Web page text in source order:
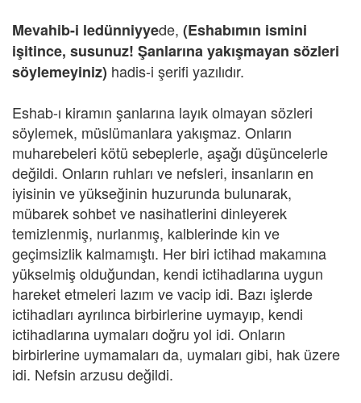
Mevahib-i ledünniyyede, (Eshabımın ismini
işitince, susunuz! Şanlarına yakışmayan sözleri
söylemeyiniz) hadis-i şerifi yazılıdır.
Eshab-ı kiramın şanlarına layık olmayan sözleri
söylemek, müslümanlara yakışmaz. Onların
muharebeleri kötü sebeplerle, aşağı düşüncelerle
değildi. Onların ruhları ve nefsleri, insanların en
iyisinin ve yükseğinin huzurunda bulunarak,
mübarek sohbet ve nasihatlerini dinleyerek
temizlenmiş, nurlanmış, kalblerinde kin ve
geçimsizlik kalmamıştı. Her biri ictihad makamına
yükselmiş olduğundan, kendi ictihadlarına uygun
hareket etmeleri lazım ve vacip idi. Bazı işlerde
ictihadları ayrılınca birbirlerine uymayıp, kendi
ictihadlarına uymaları doğru yol idi. Onların
birbirlerine uymamaları da, uymaları gibi, hak üzere
idi. Nefsin arzusu değildi.